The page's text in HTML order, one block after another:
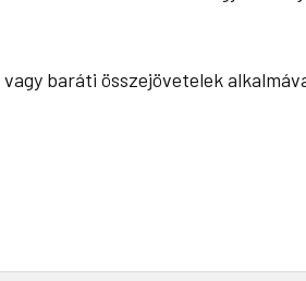
baráti összejövetelek